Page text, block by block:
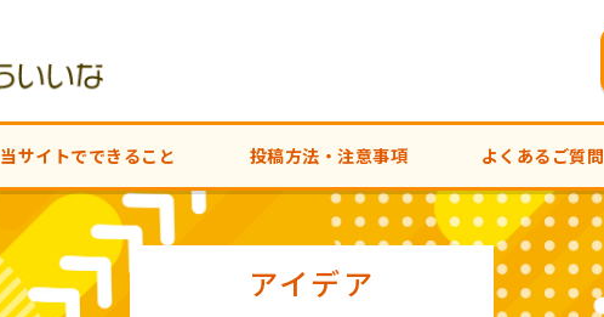
当サイトでできること 投稿方法・注意事項 よくあるご質問
アイデア